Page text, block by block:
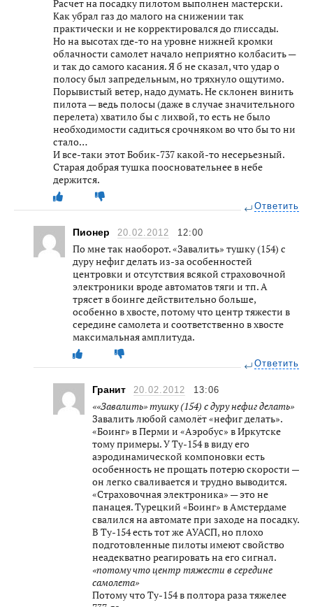
Расчет на посадку пилотом выполнен мастерски.
Как убрал газ до малого на снижении так
практически и не корректировался до глиссады.
Но на высотах где-то на уровне нижней кромки
облачности самолет начало неприятно колбасить —
и так до самого касания. Я б не сказал, что удар о
полосу был запредельным, но тряхнуло ощутимо.
Порывистый ветер, надо думать. Не склонен винить
пилота — ведь полосы (даже в случае значительного
перелета) хватило бы с лихвой, то есть не было
необходимости садиться срочняком во что бы то ни
стало…
И все-таки этот Бобик-737 какой-то несерьезный.
Старая добрая тушка поосновательнее в небе
держится.
Ответить
Пионер 20.02.2012 12:00
По мне так наоборот. «Завалить» тушку (154) с
дуру нефиг делать из-за особенностей
центровки и отсутствия всякой страховочной
электроники вроде автоматов тяги и тп. А
трясет в боинге действительно больше,
особенно в хвосте, потому что центр тяжести в
середине самолета и соответственно в хвосте
максимальная амплитуда.
Ответить
Гранит 20.02.2012 13:06
««Завалить» тушку (154) с дуру нефиг делать»
Завалить любой самолёт «нефиг делать».
«Боинг» в Перми и «Аэробус» в Иркутске
тому примеры. У Ту-154 в виду его
аэродинамической компоновки есть
особенность не прощать потерю скорости —
он легко сваливается и трудно выводится.
«Страховочная электроника» — это не
панацея. Турецкий «Боинг» в Амстердаме
свалился на автомате при заходе на посадку.
В Ту-154 есть тот же АУАСП, но плохо
подготовленные пилоты имеют свойство
неадекватно реагировать на его сигнал.
«потому что центр тяжести в середине
самолета»
Потому что Ту-154 в полтора раза тяжелее